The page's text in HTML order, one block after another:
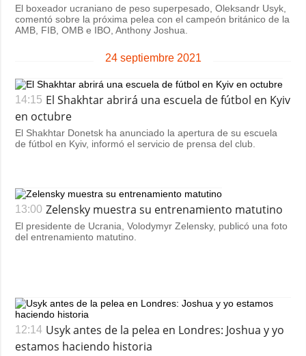
El boxeador ucraniano de peso superpesado, Oleksandr Usyk,
comentó sobre la próxima pelea con el campeón británico de la
AMB, FIB, OMB e IBO, Anthony Joshua.
24 septiembre 2021
14:15 El Shakhtar abrirá una escuela de fútbol en Kyiv
en octubre
El Shakhtar Donetsk ha anunciado la apertura de su escuela
de fútbol en Kyiv, informó el servicio de prensa del club.
13:00 Zelensky muestra su entrenamiento matutino
El presidente de Ucrania, Volodymyr Zelensky, publicó una foto
del entrenamiento matutino.
12:14 Usyk antes de la pelea en Londres: Joshua y yo
estamos haciendo historia